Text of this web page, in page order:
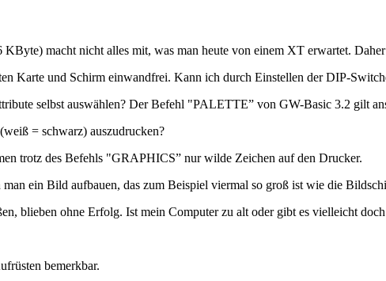
macht nicht alles mit, was man heute von einem XT erwartet. Daher
Karte und Schirm einwandfrei. Kann ich durch Einstellen der DIP-
selbst auswählen? Der Befehl "PALETTE” von GW-Basic 3.2 gilt
= schwarz) auszudrucken?
trotz des Befehls "GRAPHICS” nur wilde Zeichen auf den Drucker.
ein Bild aufbauen, das zum Beispiel viermal so groß ist wie die
blieben ohne Erfolg. Ist mein Computer zu alt oder gibt es vielleicht
bemerkbar.